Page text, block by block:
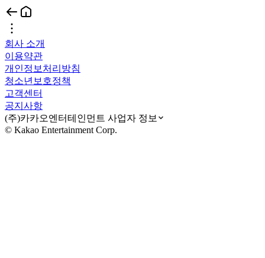
회사 소개
이용약관
개인정보처리방침
청소년보호정책
고객센터
공지사항
(주)카카오엔터테인먼트 사업자 정보
© Kakao Entertainment Corp.